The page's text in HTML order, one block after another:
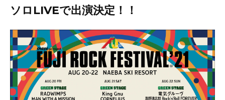
ソロLIVEで出演決定！！